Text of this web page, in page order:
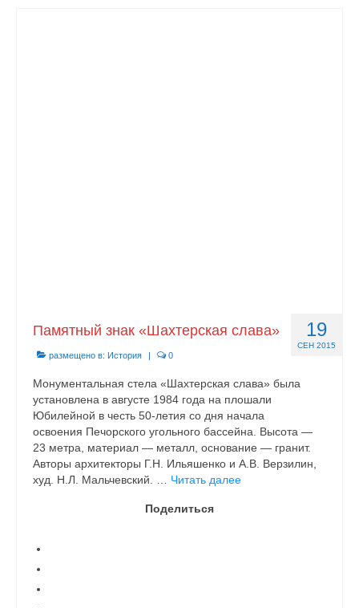
19
СЕН 2015
Памятный знак «Шахтерская слава»
размещено в: История | 0
Монументальная стела «Шахтерская слава» была
установлена в августе 1984 года на плошали
Юбилейной в честь 50-летия со дня начала
освоения Печорского угольного бассейна. Высота —
23 метра, материал — металл, основание — гранит.
Авторы архитекторы Г.Н. Ильяшенко и А.В. Верзилин,
худ. Н.Л. Мальчевский. … Читать далее
Поделиться